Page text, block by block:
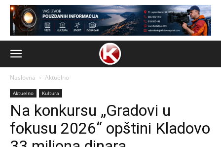
Naslovna Aktuelno
Aktuelno Kultura
Na konkursu „Gradovi u
fokusu 2026“ opštini Kladovo